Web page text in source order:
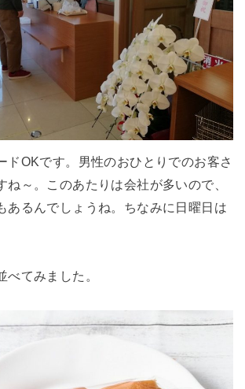
ドOKです。男性のおひとりでのお客さ
ね～。このあたりは会社が多いので、
あるんでしょうね。ちなみに日曜日は
べてみました。